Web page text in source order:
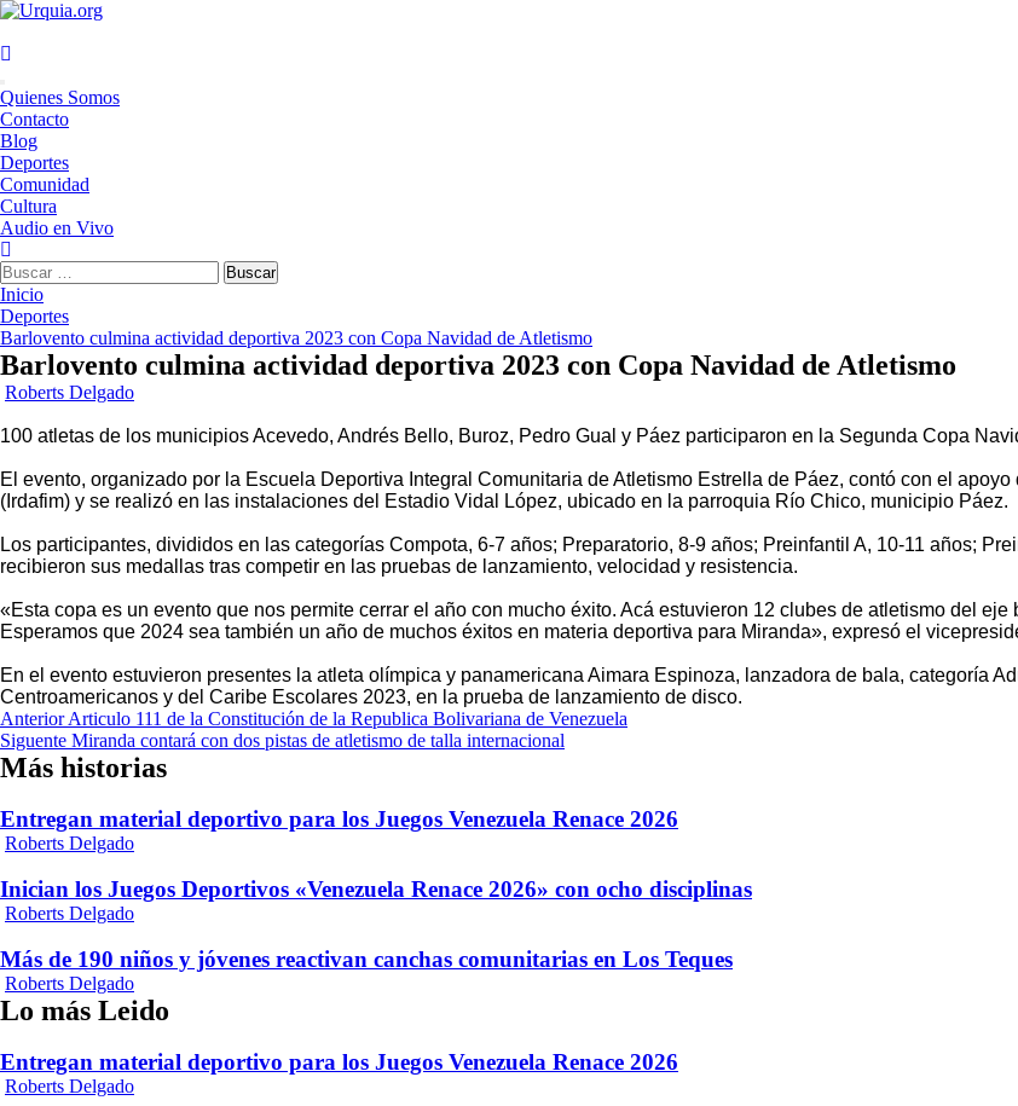
Saltar
contenido
Menú
principal
Quienes Somos
Contacto
Blog
Deportes
Comunidad
Cultura
Audio en Vivo
Buscar:
Inicio
Deportes
Barlovento culmina actividad deportiva 2023 con Copa Navidad de Atletismo
Barlovento culmina actividad deportiva 2023 con Copa Navidad de Atletismo
Roberts Delgado
100 atletas de los municipios Acevedo, Andrés Bello, Buroz, Pedro Gual y Páez participaron en la Segunda Copa
El evento, organizado por la Escuela Deportiva Integral Comunitaria de Atletismo Estrella de Páez, contó con el
(Irdafim) y se realizó en las instalaciones del Estadio Vidal López, ubicado en la parroquia Río Chico, municipio Páez.
Los participantes, divididos en las categorías Compota, 6-7 años; Preparatorio, 8-9 años; Preinfantil A, 10-11 años;
recibieron sus medallas tras competir en las pruebas de lanzamiento, velocidad y resistencia.
«Esta copa es un evento que nos permite cerrar el año con mucho éxito. Acá estuvieron 12 clubes de atletismo del
Esperamos que 2024 sea también un año de muchos éxitos en materia deportiva para Miranda», expresó el
En el evento estuvieron presentes la atleta olímpica y panamericana Aimara Espinoza, lanzadora de bala, categoría
Centroamericanos y del Caribe Escolares 2023, en la prueba de lanzamiento de disco.
Navegación
de
entradas
AnteriorArticulo 111 de la Constitución de la Republica Bolivariana de Venezuela
Siguente Miranda contará con dos pistas de atletismo de talla internacional
Más historias
Entregan material deportivo para los Juegos Venezuela Renace 2026
Roberts Delgado
Inician los Juegos Deportivos «Venezuela Renace 2026» con ocho disciplinas
Roberts Delgado
Más de 190 niños y jóvenes reactivan canchas comunitarias en Los Teques
Roberts Delgado
Lo más Leido
Entregan material deportivo para los Juegos Venezuela Renace 2026
Roberts Delgado